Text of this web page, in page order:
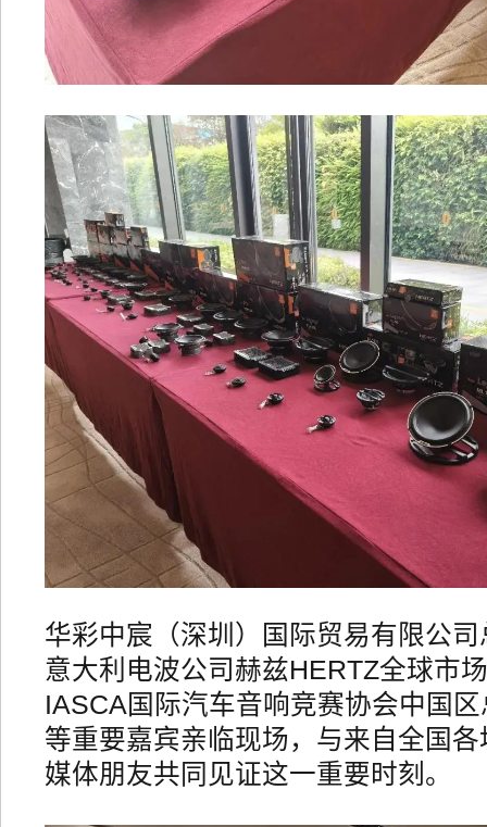
华彩中宸（深圳）国际贸易有限公
意大利电波公司赫兹HERTZ全球市
IASCA国际汽车音响竞赛协会中国
等重要嘉宾亲临现场，与来自全国
媒体朋友共同见证这一重要时刻。